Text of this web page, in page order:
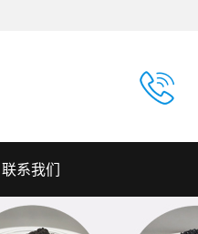
联系我们